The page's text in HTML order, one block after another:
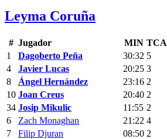
Leyma Coruña
# Jugador MIN TCA
1
Dagoberto Peña 30:32 5
4
Javier Lucas 20:25 3
8
Ángel Hernández 23:16 2
10 Joan Creus 20:40 2
34 Josip Mikulic 11:55 2
6
Zach Monaghan 21:22 4
7
Filip Djuran 08:50 2